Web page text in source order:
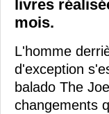
livres
mois.
L'homme
d'exception
balado The
changements